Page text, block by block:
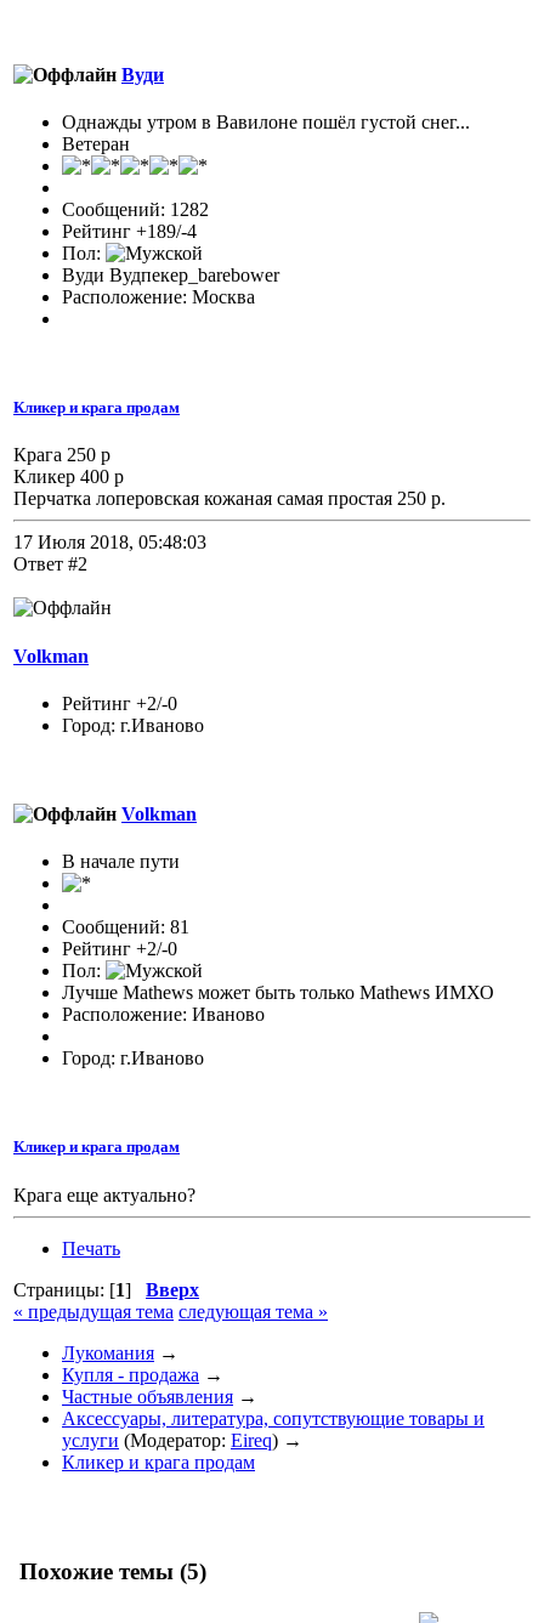
Вуди
Однажды утром в Вавилоне пошёл густой снег...
Ветеран
Сообщений: 1282
Рейтинг +189/-4
Пол:
Вуди Вудпекер_barebower
Расположение: Москва
Кликер и крага продам
Крага 250 р
Кликер 400 р
Перчатка лоперовская кожаная самая простая 250 р.
17 Июля 2018, 05:48:03
Ответ #2
Volkman
Рейтинг +2/-0
Город: г.Иваново
Volkman
В начале пути
Сообщений: 81
Рейтинг +2/-0
Пол:
Лучше Mathews может быть только Mathews ИМХО
Расположение: Иваново
Город: г.Иваново
Кликер и крага продам
Крага еще актуально?
Печать
Страницы: [1] Вверх
« предыдущая тема следующая тема »
Лукомания →
Купля - продажа →
Частные объявления →
Аксессуары, литература, сопутствующие товары и
услуги (Модератор: Eireq) →
Кликер и крага продам
Похожие темы (5)